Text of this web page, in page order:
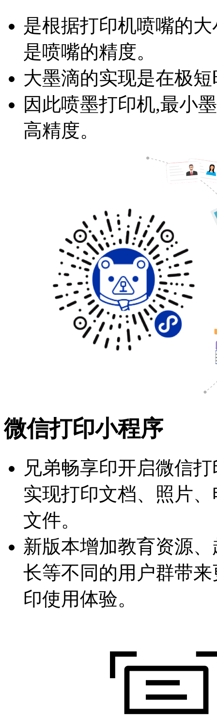
是根据打印机喷嘴的
是喷嘴的精度。
大墨滴的实现是在极
因此喷墨打印机,最小
高精度。
微信打印小程序
兄弟畅享印开启微信
实现打印文档、照片
文件。
新版本增加教育资源
长等不同的用户群带
印使用体验。